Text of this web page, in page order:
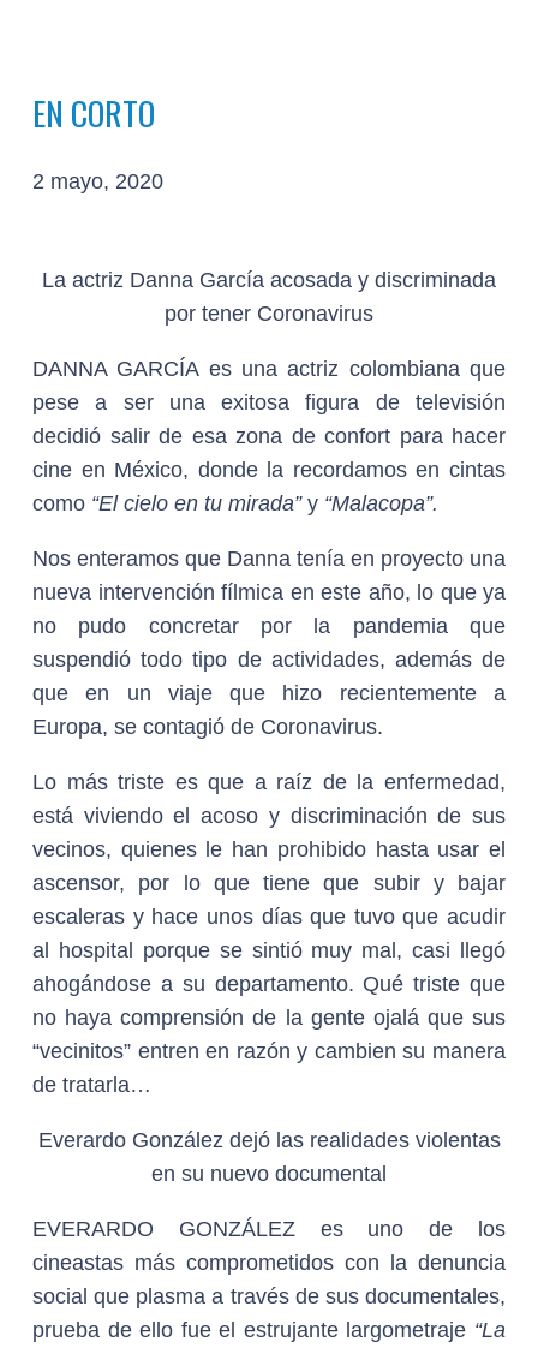
EN CORTO
2 mayo, 2020
La actriz Danna García acosada y discriminada
por tener Coronavirus
DANNA GARCÍA es una actriz colombiana que
pese a ser una exitosa figura de televisión
decidió salir de esa zona de confort para hacer
cine en México, donde la recordamos en cintas
como “El cielo en tu mirada”y “Malacopa”.
Nos enteramos que Danna tenía en proyecto una
nueva intervención fílmica en este año, lo que ya
no pudo concretar por la pandemia que
suspendió todo tipo de actividades, además de
que en un viaje que hizo recientemente a
Europa, se contagió de Coronavirus.
Lo más triste es que a raíz de la enfermedad,
está viviendo el acoso y discriminación de sus
vecinos, quienes le han prohibido hasta usar el
ascensor, por lo que tiene que subir y bajar
escaleras y hace unos días que tuvo que acudir
al hospital porque se sintió muy mal, casi llegó
ahogándose a su departamento. Qué triste que
no haya comprensión de la gente ojalá que sus
“vecinitos” entren en razón y cambien su manera
de tratarla…
Everardo González dejó las realidades violentas
en su nuevo documental
EVERARDO GONZÁLEZes uno de los
cineastas más comprometidos con la denuncia
social que plasma a través de sus documentales,
prueba de ello fue el estrujante largometraje “La